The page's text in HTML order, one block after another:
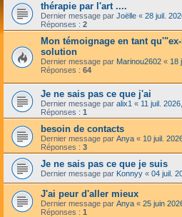
thérapie par l'art ....
Dernier message par Joëlle « 28 juil.
Réponses : 2
Mon témoignage en tant
solution
Dernier message par Marinou2602 « 18
Réponses : 64
Je ne sais pas ce que j'ai
Dernier message par alix1 « 11 juil.
Réponses : 1
besoin de contacts
Dernier message par Anya « 10 juil.
Réponses : 3
Je ne sais pas ce que je suis
Dernier message par Konnyy « 04 juil.
J'ai peur d'aller mieux
Dernier message par Anya « 25 juin
Réponses : 1